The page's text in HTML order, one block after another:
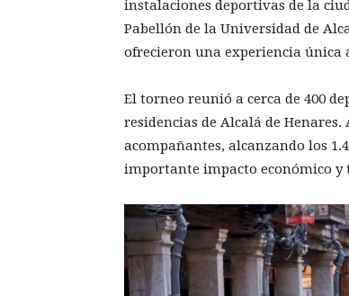
instalaciones deportivas de la
Pabellón de la Universidad de
ofrecieron una experiencia única
El torneo reunió a cerca de 400
residencias de Alcalá de
acompañantes, alcanzando los
importante impacto económico